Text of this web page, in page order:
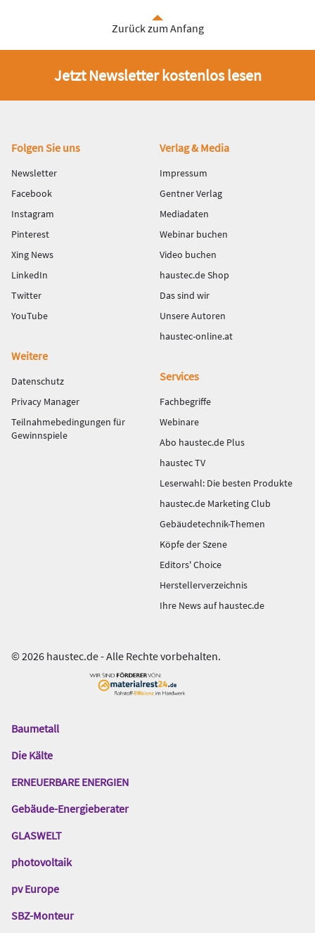
Zurück zum Anfang
Jetzt Newsletter kostenlos lesen
Fußbereich
Folgen Sie uns
Newsletter
Facebook
Instagram
Pinterest
Xing News
LinkedIn
Twitter
YouTube
Verlag & Media
Impressum
Gentner Verlag
Mediadaten
Webinar buchen
Video buchen
haustec.de Shop
Das sind wir
Unsere Autoren
haustec-online.at
Weitere
Datenschutz
Privacy Manager
Teilnahmebedingungen für
Gewinnspiele
Services
Fachbegriffe
Webinare
Abo haustec.de Plus
haustec TV
Leserwahl: Die besten Produkte
haustec.de Marketing Club
Gebäudetechnik-Themen
Köpfe der Szene
Editors' Choice
Herstellerverzeichnis
Ihre News auf haustec.de
© 2026 haustec.de - Alle Rechte vorbehalten.
Das
Gentner
Baumetall
Die Kälte
ERNEUERBARE ENERGIEN
Gebäude-Energieberater
GLASWELT
photovoltaik
pv Europe
SBZ-Monteur